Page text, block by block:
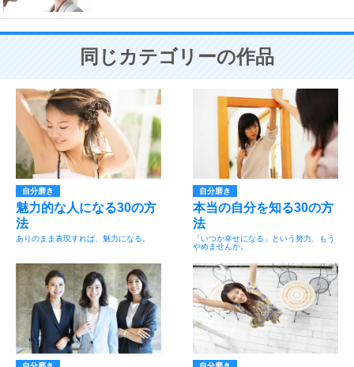
同じカテゴリーの作品
自分磨き
魅力的な人になる30の方
法
ありのまま表現すれば、魅力になる。
自分磨き
本当の自分を知る30の方
法
「いつか幸せになる」という努力、もう
やめませんか。